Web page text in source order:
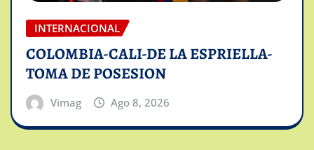
INTERNACIONAL
COLOMBIA-CALI-DE LA ESPRIELLA-
TOMA DE POSESION
Vimag Ago 8, 2026